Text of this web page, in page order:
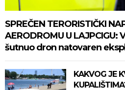
SPREČEN TERORISTIČKI
AERODROMU U LAJPCIGU:
šutnuo dron natovaren
KAKVOG JE